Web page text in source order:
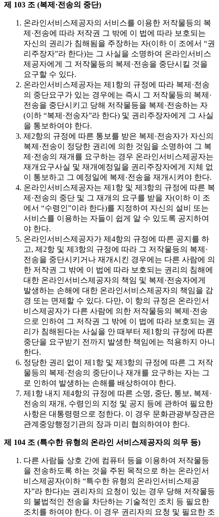
제 103 조 (복제·전송의 중단)
온라인서비스제공자의 서비스를 이용한 저작물등의 복
제·전송에 따라 저작권 그 밖에 이 법에 따라 보호되는
자신의 권리가 침해됨을 주장하는 자(이하 이 조에서 “권
리주장자”라 한다)는 그 사실을 소명하여 온라인서비스
제공자에게 그 저작물등의 복제·전송을 중단시킬 것을
요구할 수 있다.
온라인서비스제공자는 제1항의 규정에 따라 복제·전송
의 중단요구가 있는 경우에는 즉시 그 저작물등의 복제·
전송을 중단시키고 당해 저작물등을 복제·전송하는 자
(이하 “복제·전송자”라 한다) 및 권리주장자에게 그 사실
을 통보하여야 한다.
제2항의 규정에 따른 통보를 받은 복제·전송자가 자신의
복제·전송이 정당한 권리에 의한 것임을 소명하여 그 복
제·전송의 재개를 요구하는 경우 온라인서비스제공자는
재개요구사실 및 재개예정일을 권리주장자에게 지체 없
이 통보하고 그 예정일에 복제·전송을 재개시켜야 한다.
온라인서비스제공자는 제1항 및 제3항의 규정에 따른 복
제·전송의 중단 및 그 재개의 요구를 받을 자(이하 이 조
에서 “수령인”이라 한다)를 지정하여 자신의 설비 또는
서비스를 이용하는 자들이 쉽게 알 수 있도록 공지하여
야 한다.
온라인서비스제공자가 제4항의 규정에 따른 공지를 하
고, 제2항 및 제3항의 규정에 따라 그 저작물등의 복제·
전송을 중단시키거나 재개시킨 경우에는 다른 사람에 의
한 저작권 그 밖에 이 법에 따라 보호되는 권리의 침해에
대한 온라인서비스제공자의 책임 및 복제·전송자에게
발생하는 손해에 대한 온라인서비스제공자의 책임을 감
경 또는 면제할 수 있다. 다만, 이 항의 규정은 온라인서
비스제공자가 다른 사람에 의한 저작물등의 복제·전송
으로 인하여 그 저작권 그 밖에 이 법에 따라 보호되는 권
리가 침해된다는 사실을 안 때부터 제1항의 규정에 따른
중단을 요구받기 전까지 발생한 책임에는 적용하지 아니
한다.
정당한 권리 없이 제1항 및 제3항의 규정에 따른 그 저작
물등의 복제·전송의 중단이나 재개를 요구하는 자는 그
로 인하여 발생하는 손해를 배상하여야 한다.
제1항 내지 제4항의 규정에 따른 소명, 중단, 통보, 복제·
전송의 재개, 수령인의 지정 및 공지 등에 관하여 필요한
사항은 대통령령으로 정한다. 이 경우 문화관광부장관은
관계중앙행정기관의 장과 미리 협의하여야 한다.
제 104 조 (특수한 유형의 온라인 서비스제공자의 의무 등)
다른 사람들 상호 간에 컴퓨터 등을 이용하여 저작물등
을 전송하도록 하는 것을 주된 목적으로 하는 온라인서
비스제공자(이하 “특수한 유형의 온라인서비스제공
자”라 한다)는 권리자의 요청이 있는 경우 당해 저작물등
의 불법적인 전송을 차단하는 기술적인 조치 등 필요한
조치를 하여야 한다. 이 경우 권리자의 요청 및 필요한 조